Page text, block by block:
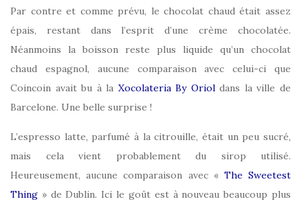
Par contre et comme prévu, le chocolat chaud était assez
épais, restant dans l’esprit d’une crème chocolatée.
Néanmoins la boisson reste plus liquide qu’un chocolat
chaud espagnol, aucune comparaison avec celui-ci que
Coincoin avait bu à la Xocolateria By Orioldans la ville de
Barcelone. Une belle surprise !
L’espresso latte, parfumé à la citrouille, était un peu sucré,
mais cela vient probablement du sirop utilisé.
Heureusement, aucune comparaison avec « The Sweetest
Thing » de Dublin. Ici le goût est à nouveau beaucoup plus